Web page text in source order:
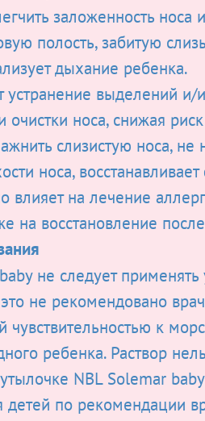
заложенность носа
полость, забитую
дыхание ребенка.
устранение выделений
очистки носа, снижая
слизистую носа,
носа,
влияет на лечение
на восстановление
не следует
не рекомендовано
к
ребенка. Раствор
NBL Solemar
детей по рекомендации